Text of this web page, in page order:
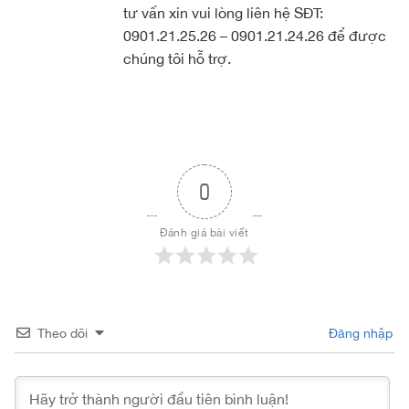
tư vấn xin vui lòng liên hệ SĐT:
0901.21.25.26 – 0901.21.24.26 để được
chúng tôi hỗ trợ.
0
Đánh giá bài viết
Theo dõi Đăng nhập